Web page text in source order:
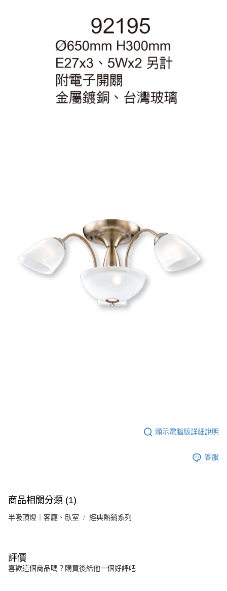
３．未成年的使用者請事先徵得法定代理人或監護人之同意方可使用
「AFTEE先享後付」，若未經同意申辦者引起之損失，本公司不負相關責
４．使用「AFTEE先享後付」時，將依據個別帳號之用戶狀況，依本公司即
時審查核予不同之上限額度；若仍有額度不足之情形，本公司將視審查結果
請求用戶進行身份認證。
５．嚴禁一人註冊多個帳號或使用他人資訊註冊。若發現惡意使用之情形，
恩沛科技股份有限公司將有權停止該用戶之使用額度並採取法律行動。
顯示電腦版詳細說明
客服
商品相關分類 (1)
半吸頂燈｜客廳、臥室 經典熱銷系列
評價
喜歡這個商品嗎？購買後給他一個好評吧